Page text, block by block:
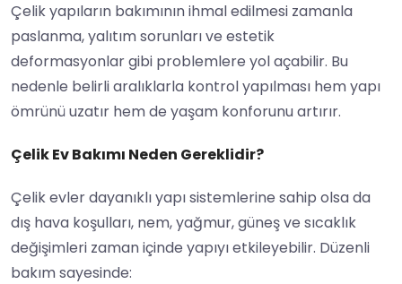
Çelik yapıların bakımının ihmal edilmesi zamanla
paslanma, yalıtım sorunları ve estetik
deformasyonlar gibi problemlere yol açabilir. Bu
nedenle belirli aralıklarla kontrol yapılması hem yapı
ömrünü uzatır hem de yaşam konforunu artırır.
Çelik Ev Bakımı Neden Gereklidir?
Çelik evler dayanıklı yapı sistemlerine sahip olsa da
dış hava koşulları, nem, yağmur, güneş ve sıcaklık
değişimleri zaman içinde yapıyı etkileyebilir. Düzenli
bakım sayesinde: